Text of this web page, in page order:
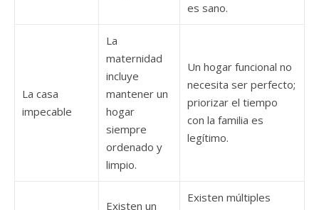
es sano.
La casa
impecable
La
maternidad
incluye
mantener un
hogar
siempre
ordenado y
limpio.
Un hogar funcional no
necesita ser perfecto;
priorizar el tiempo
con la familia es
legítimo.
Existen un
Existen múltiples